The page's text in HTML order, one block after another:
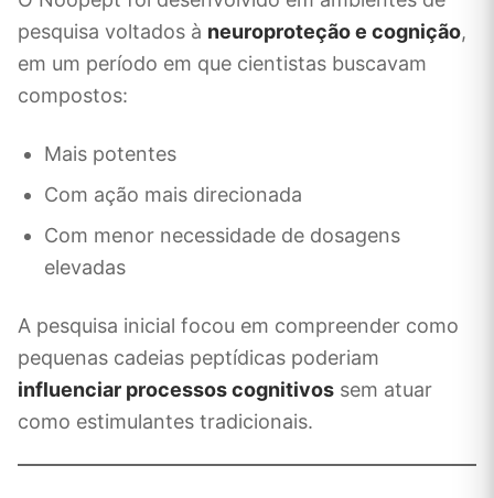
pesquisa voltados à neuroproteção e cognição,
em um período em que cientistas buscavam
compostos:
Mais potentes
Com ação mais direcionada
Com menor necessidade de dosagens
elevadas
A pesquisa inicial focou em compreender como
pequenas cadeias peptídicas poderiam
influenciar processos cognitivos sem atuar
como estimulantes tradicionais.